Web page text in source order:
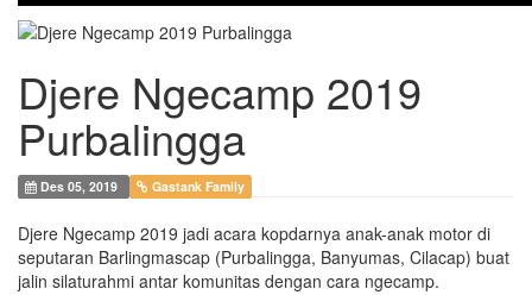
Djere Ngecamp 2019
Purbalingga
Des 05, 2019 Gastank Family
Djere Ngecamp 2019 jadi acara kopdarnya anak-anak motor di
seputaran Barlingmascap (Purbalingga, Banyumas, Cilacap) buat
jalin silaturahmi antar komunitas dengan cara ngecamp.